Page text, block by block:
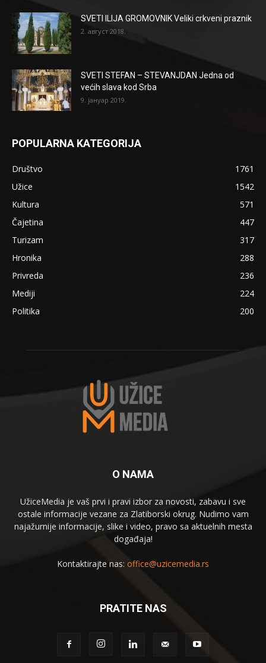
SVETI ILIJA GROMOVNIK Veliki crkveni praznik
2. август 2018.
SVETI STEFAN – STEVANJDAN Jedna od
većih slava kod Srba
9. јануар 2019.
POPULARNA KATEGORIJA
Društvo
1761
Užice
1542
Kultura
571
Čajetina
447
Turizam
317
Hronika
288
Privreda
236
Mediji
224
Politika
200
O NAMA
UžiceMedia je vaš prvi i pravi izbor za novosti, zabavu i sve
ostale informacije vezane za Zlatiborski okrug. Nudimo vam
najažurnije informacije, slike i video, pravo sa aktuelnih mesta
događaja!
Kontaktirajte nas: office@uzicemedia.rs
PRATITE NAS